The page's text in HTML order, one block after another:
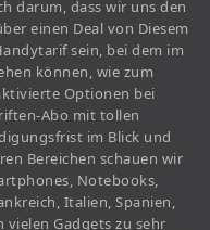
darum, dass wir uns den
einen Deal von Diesem
sein, bei dem im
können, wie zum
Optionen bei
Abo mit tollen
im Blick und
Bereichen schauen wir
Notebooks,
Italien, Spanien,
vielen Gadgets zu sehr